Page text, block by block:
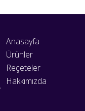
Anasayfa
Ürünler
Reçeteler
Hakkımızda